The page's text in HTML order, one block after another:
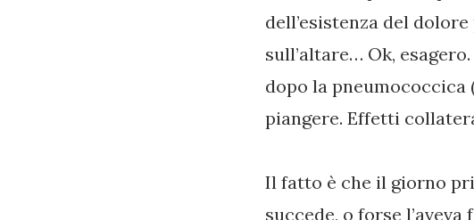
dell’esistenza del
sull’altare… Ok,
dopo la pneumococcica
piangere. Effetti
Il fatto è che il giorno
succede, o forse